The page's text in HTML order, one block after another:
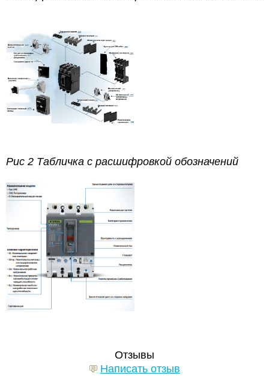
Рис 2 Табличка с расшифровкой обозначений
Отзывы
Написать отзыв